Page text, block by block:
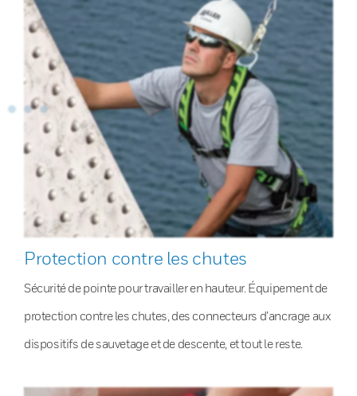
Protection contre les chutes
Sécurité de pointe pour travailler en hauteur. Équipement de
protection contre les chutes, des connecteurs d’ancrage aux
dispositifs de sauvetage et de descente, et tout le reste.